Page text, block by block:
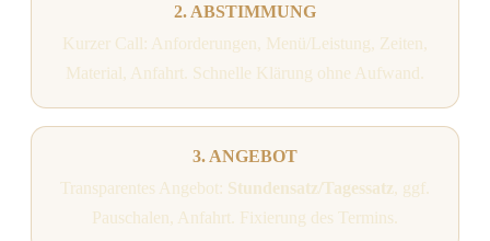
2. ABSTIMMUNG
Kurzer Call: Anforderungen, Menü/Leistung, Zeiten,
Material, Anfahrt. Schnelle Klärung ohne Aufwand.
3. ANGEBOT
Transparentes Angebot: Stundensatz/Tagessatz, ggf.
Pauschalen, Anfahrt. Fixierung des Termins.